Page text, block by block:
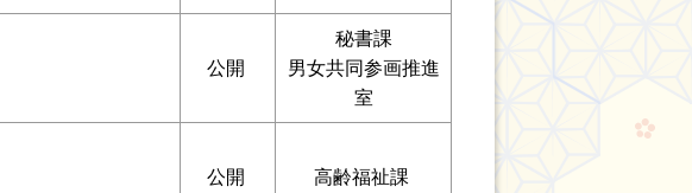
公開
秘書課
男女共同参画推進
室
公開 高齢福祉課